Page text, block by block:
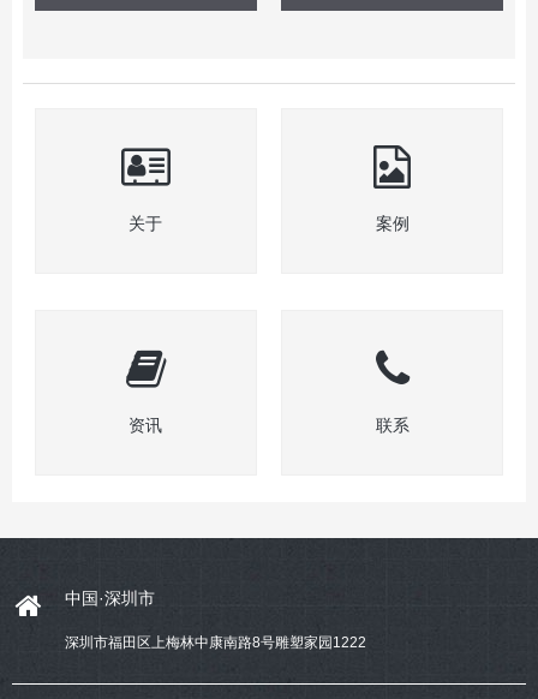
关于 案例
资讯 联系
中国·深圳市
深圳市福田区上梅林中康南路8号雕塑家园1222